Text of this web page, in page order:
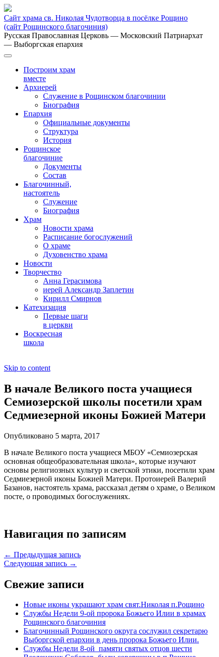
Сайт храма св. Николая Чудотворца в посёлке Рощино
(сайт Рощинского благочиния)
Русская Православная Церковь — Московский Патриархат
— Выборгская епархия
Построим храм
вместе
Архиерей
Служение в Рощинском благочинии
Биография
Епархия
Официальные документы
Структура
История
Рощинское
благочиние
Документы
Состав
Благочинный,
настоятель
Служение
Биография
Храм
Новости храма
Расписание богослужений
О храме
Духовенство храма
Новости
Творчество
Анна Герасимова
иерей Александр Заплетин
Кирилл Смирнов
Катехизация
Первые шаги
в церкви
Воскресная
школа
Skip to content
В начале Великого поста учащиеся
Семиозерской школы посетили храм
Седмиезерной иконы Божией Матери
Опубликовано 5 марта, 2017
В начале Великого поста учащиеся МБОУ «Семиозерская
основная общеобразовательная школа», которые изучают
основы религиозных культур и светской этики, посетили храм
Седмиезерной иконы Божией Матери. Протоиерей Валерий
Базанов, настоятель храма, рассказал детям о храме, о Великом
посте, о проводимых богослужениях.
Навигация по записям
← Предыдущая запись
Следующая запись →
Свежие записи
Новые иконы украшают храм свят.Николая п.Рощино
Службы Недели 9-ой пророка Божьего Илии в храмах
Рощинского благочиния
Благочинный Рощинского округа сослужил секретарю
Выборгской епархии в день пророка Божьего Илии.
Службы Недели 8-ой памяти святых отцов шести